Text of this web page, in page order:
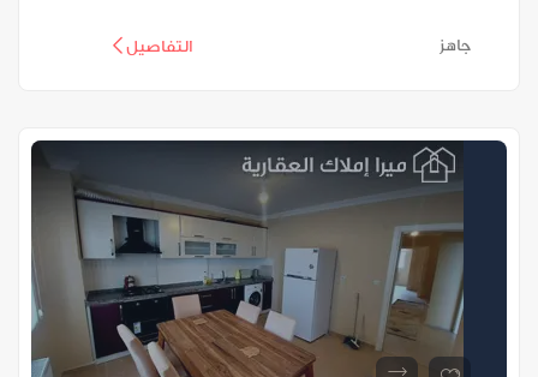
التفاصيل